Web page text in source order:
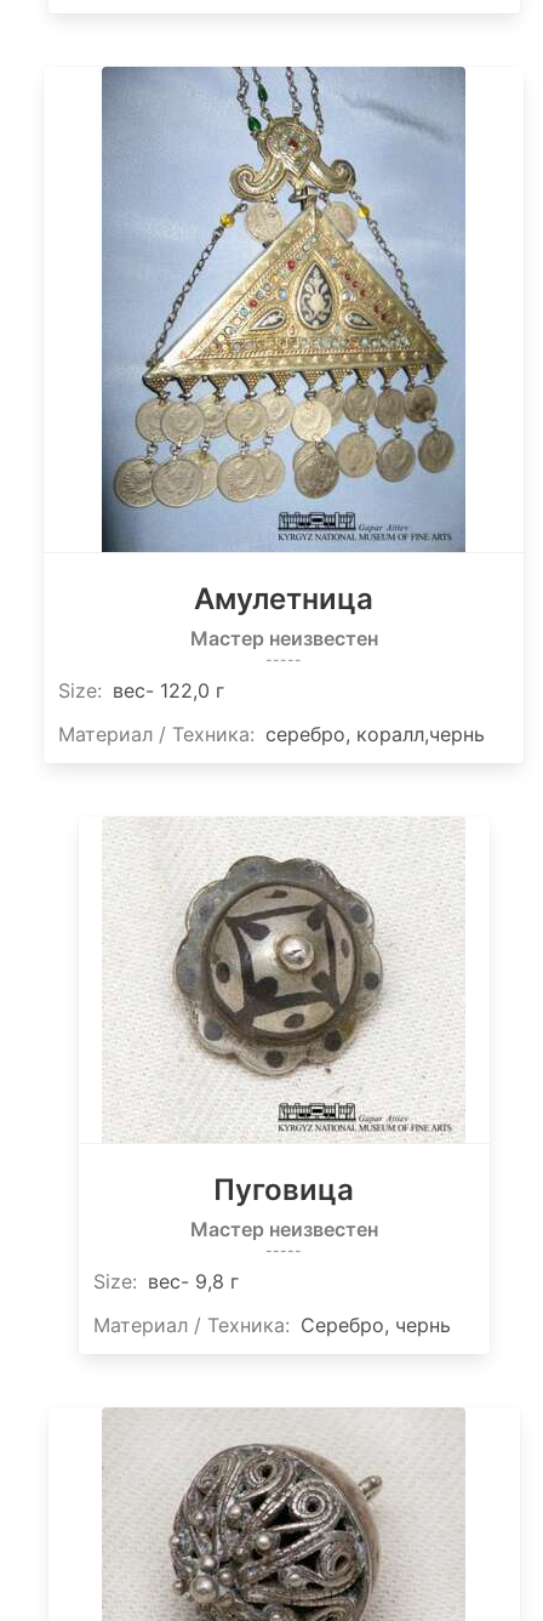
Амулетница
Мастер неизвестен
-----
Size: вес- 122,0 г
Материал / Техника: серебро, коралл,чернь
Пуговица
Мастер неизвестен
-----
Size: вес- 9,8 г
Материал / Техника: Серебро, чернь